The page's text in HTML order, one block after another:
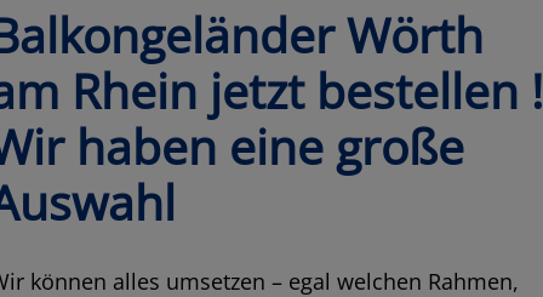
Wörth
Rhein jetzt bestellen !
haben eine große
können alles umsetzen – egal welchen Rahmen,